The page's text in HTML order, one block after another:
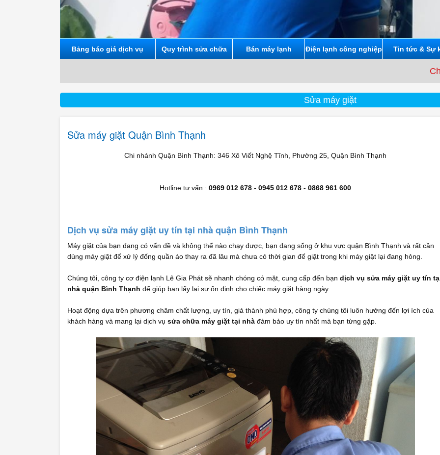
Bảng báo giá dịch vụ Quy trình sửa chữa Bán máy lạnh Điện lạnh công nghiệp Tin tức & Sự
Chúng tôi
Sửa máy giặt
Sửa máy giặt Quận Bình Thạnh
Chi nhánh Quận Bình Thạnh: 346 Xô Viết Nghệ Tĩnh, Phường 25, Quận Bình Thạnh
Hotline tư vấn : 0969 012 678 - 0945 012 678 - 0868 961 600
Dịch vụ sửa máy giặt uy tín tại nhà quận Bình Thạnh
Máy giặt của bạn đang có vấn đề và không thể nào chạy được, bạn đang sống ở khu vực quận Bình Thạnh và rất cần
dùng máy giặt để xử lý đống quần áo thay ra đã lâu mà chưa có thời gian để giặt trong khi máy giặt lại đang hỏng.
Chúng tôi, công ty cơ điện lạnh Lê Gia Phát sẽ nhanh chóng có mặt, cung cấp đến bạn dịch vụ sửa máy giặt uy tín
nhà quận Bình Thạnh để giúp bạn lấy lại sự ổn định cho chiếc máy giặt hàng ngày.
Hoạt động dựa trên phương châm chất lượng, uy tín, giá thành phù hợp, công ty chúng tôi luôn hướng đến lợi ích của
khách hàng và mang lại dịch vụ sửa chữa máy giặt tại nhà đảm bảo uy tín nhất mà bạn từng gặp.